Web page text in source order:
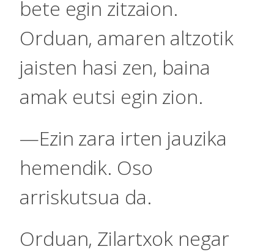
bete egin zitzaion.
Orduan, amaren altzotik
jaisten hasi zen, baina
amak eutsi egin zion.
—Ezin zara irten jauzika
hemendik. Oso
arriskutsua da.
Orduan, Zilartxok negar